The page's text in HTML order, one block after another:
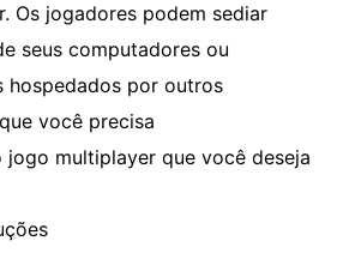
Os jogadores podem sediar
seus computadores ou
hospedados por outros
você precisa
jogo multiplayer que você deseja